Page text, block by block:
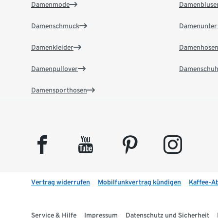
Damenmode
Damenschmuck
Damenkleider
Damenpullover
Damensporthosen
Damenhosen
facebook youtube pinterest instagram
Vertrag widerrufen Mobilfunkvertrag kündigen Kaffee-
Service & Hilfe Impressum Datenschutz und Sicherheit